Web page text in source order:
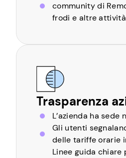
community di
frodi e altre
Trasparenza
L’azienda ha sede
Gli utenti
delle tariffe orarie
Linee guida chiare